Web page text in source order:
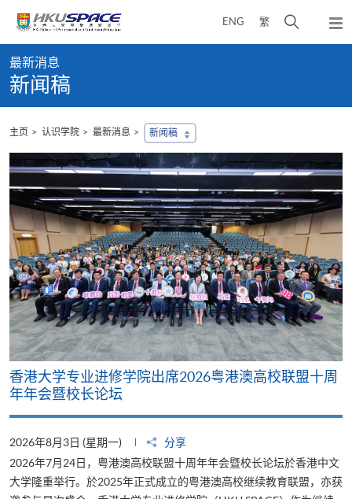
content
ENG 繁
开
弹
出
content
start
最新消息
新闻稿
主页 认识学院 最新消息 新闻稿
香港大学专业进修学院出席2026粤港澳高校联盟十周
年年会暨校长论坛
2026年8月3日 (星期一)
分享
2026年7月24日，粤港澳高校联盟十周年年会暨校长论坛於香港中文
大学隆重举行。於2025年正式成立的粤港澳高校继续教育联盟，亦获